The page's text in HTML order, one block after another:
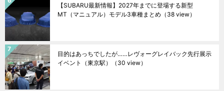
【SUBARU最新情報】2027年までに登場する新型
MT（マニュアル）モデル3車種まとめ （38 view）
目的はあっちでしたが……レヴォーグレイバック先行展示
イベント（東京駅）
（30 view）